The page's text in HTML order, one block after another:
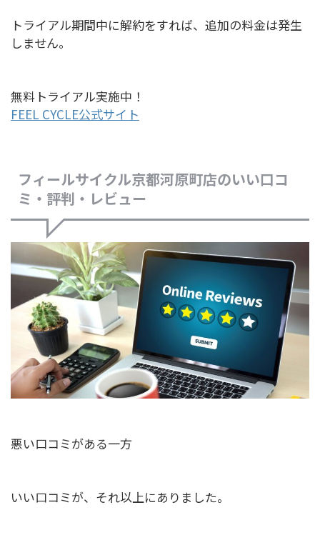
トライアル期間中に解約をすれば、追加の料金は発生
しません。
無料トライアル実施中！
FEEL CYCLE公式サイト
フィールサイクル京都河原町店のいい口コ
ミ・評判・レビュー
悪い口コミがある一方
いい口コミが、それ以上にありました。